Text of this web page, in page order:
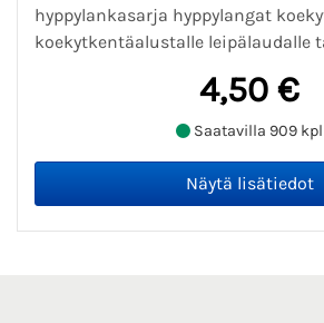
hyppylankasarja hyppylangat
koekytkentäalustalle leipälaudalle
4,50 €
Saatavilla 909 kpl